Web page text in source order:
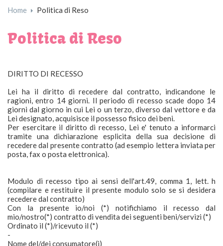
Home Politica di Reso
Politica di Reso
DIRITTO DI RECESSO
Lei ha il diritto di recedere dal contratto, indicandone le
ragioni, entro 14 giorni. Il periodo di recesso scade dopo 14
giorni dal giorno in cui Lei o un terzo, diverso dal vettore e da
Lei designato, acquisisce il possesso fisico dei beni.
Per esercitare il diritto di recesso, Lei e' tenuto a informarci
tramite una dichiarazione esplicita della sua decisione di
recedere dal presente contratto (ad esempio lettera inviata per
posta, fax o posta elettronica).
Modulo di recesso tipo ai sensi dell'art.49, comma 1, lett. h
(compilare e restituire il presente modulo solo se si desidera
recedere dal contratto)
Con la presente io/noi (*) notifichiamo il recesso dal
mio/nostro(*) contratto di vendita dei seguenti beni/servizi (*)
Ordinato il (*)/ricevuto il (*)
-
Nome del/dei consumatore(i)